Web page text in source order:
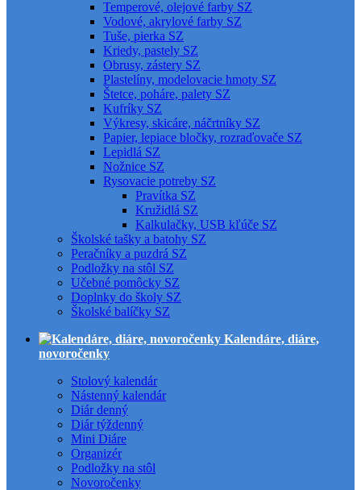
Temperové, olejové farby SZ
Vodové, akrylové farby SZ
Tuše, pierka SZ
Kriedy, pastely SZ
Obrusy, zástery SZ
Plastelíny, modelovacie hmoty SZ
Štetce, poháre, palety SZ
Kufríky SZ
Výkresy, skicáre, náčrtníky SZ
Papier, lepiace bločky, rozraďovače SZ
Lepidlá SZ
Nožnice SZ
Rysovacie potreby SZ
Pravítka SZ
Kružidlá SZ
Kalkulačky, USB kľúče SZ
Školské tašky a batohy SZ
Peračníky a puzdrá SZ
Podložky na stôl SZ
Učebné pomôcky SZ
Doplnky do školy SZ
Školské balíčky SZ
Kalendáre, diáre,
novoročenky
Stolový kalendár
Nástenný kalendár
Diár denný
Diár týždenný
Mini Diáre
Organizér
Podložky na stôl
Novoročenky